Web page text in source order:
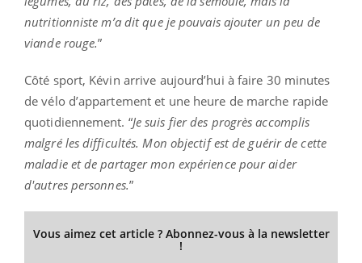
nutritionniste m’a dit que je pouvais ajouter un peu de
viande rouge.”
Côté sport, Kévin arrive aujourd’hui à faire 30 minutes
de vélo d’appartement et une heure de marche rapide
quotidiennement. “Je suis fier des progrès accomplis
malgré les difficultés. Mon objectif est de guérir de cette
maladie et de partager mon expérience pour aider
d'autres personnes.”
Vous aimez cet article ? Abonnez-vous à la newsletter
!